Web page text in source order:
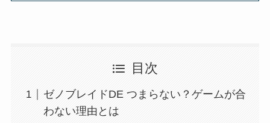
目次
ゼノブレイドDE つまらない？ゲームが合
わない理由とは